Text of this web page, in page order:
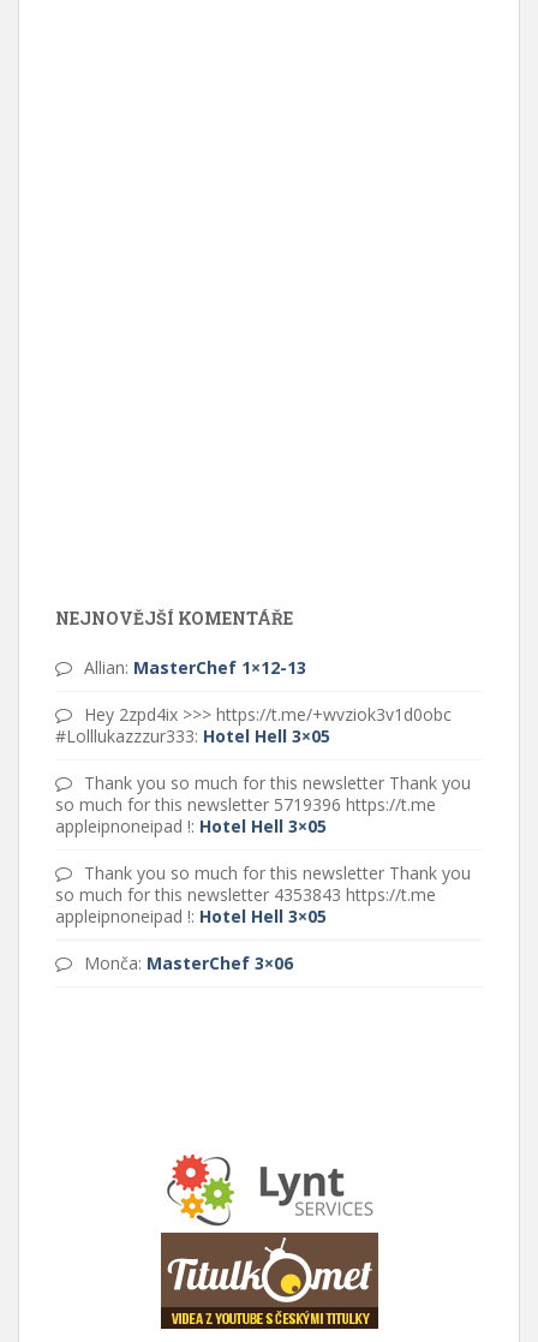
NEJNOVĚJŠÍ KOMENTÁŘE
Allian: MasterChef 1×12-13
Hey 2zpd4ix >>> https://t.me/+wvziok3v1d0obc
#Lolllukazzzur333: Hotel Hell 3×05
Thank you so much for this newsletter Thank you
so much for this newsletter 5719396 https://t.me
appleipnoneipad !: Hotel Hell 3×05
Thank you so much for this newsletter Thank you
so much for this newsletter 4353843 https://t.me
appleipnoneipad !: Hotel Hell 3×05
Monča: MasterChef 3×06